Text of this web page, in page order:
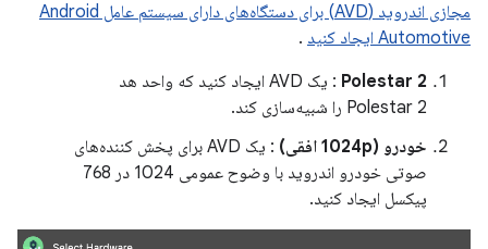
مجازی اندروید (AVD) برای دستگاه‌های دارای سیستم عامل Android
Automotive ایجاد کنید
.
Polestar 2
: یک AVD ایجاد کنید که واحد هد
Polestar 2 را شبیه‌سازی کند.
خودرو (1024p افقی)
: یک AVD برای پخش کننده‌های
صوتی خودرو اندروید با وضوح عمومی 1024 در 768
پیکسل ایجاد کنید.